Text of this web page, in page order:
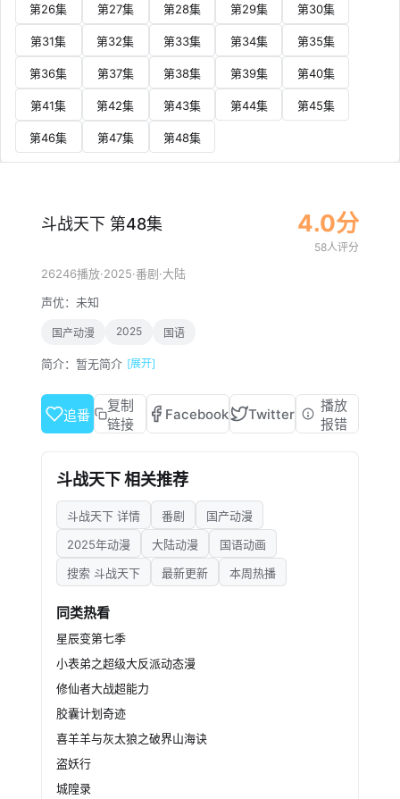
第26集 第27集 第28集 第29集 第30集
第31集 第32集 第33集 第34集 第35集
第36集 第37集 第38集 第39集 第40集
第41集 第42集 第43集 第44集 第45集
第46集 第47集 第48集
斗战天下 第48集 4.0分
58人评分
26246播放·2025·番剧·大陆
声优： 未知
国产动漫 2025 国语
简介： 暂无简介 [展开]
追番
复制
链接
Facebook Twitter
播放
报错
斗战天下 相关推荐
斗战天下 详情 番剧
国产动漫
2025年动漫
大陆动漫
国语动画
搜索 斗战天下
最新更新 本周热播
同类热看
星辰变第七季
小表弟之超级大反派动态漫
修仙者大战超能力
胶囊计划奇迹
喜羊羊与灰太狼之破界山海诀
盗妖行
城隍录